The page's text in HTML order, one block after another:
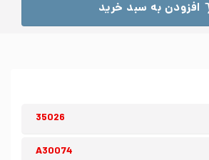
35026
A30074
افزودن به سبد خرید